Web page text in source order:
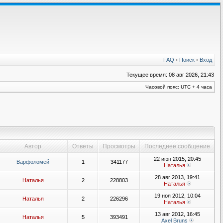
FAQ • Поиск • Вход
Текущее время: 08 авг 2026, 21:43
Часовой пояс: UTC + 4 часа
Автор Ответы Просмотры Последнее сообщение
Варфоломей 1 341177
22 июн 2015, 20:45
Наталья
Наталья 2 228803
28 авг 2013, 19:41
Наталья
Наталья 2 226296
19 ноя 2012, 10:04
Наталья
Наталья 5 393491
13 авг 2012, 16:45
Axel Bruns